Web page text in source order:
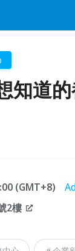
知道
(GMT+8)
2樓